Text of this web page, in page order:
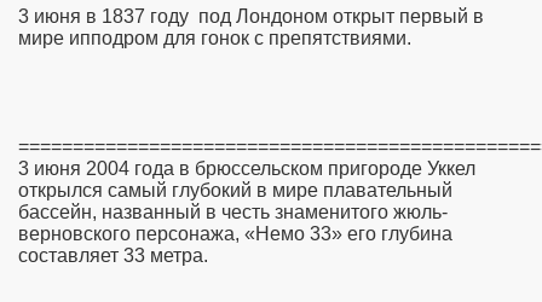
3 июня в 1837 году под Лондоном открыт первый в
мире ипподром для гонок с препятствиями.
3 июня 2004 года в брюссельском пригороде Уккел
открылся самый глубокий в мире плавательный
бассейн, названный в честь знаменитого жюль-
верновского персонажа, «Немо 33» его глубина
составляет 33 метра.